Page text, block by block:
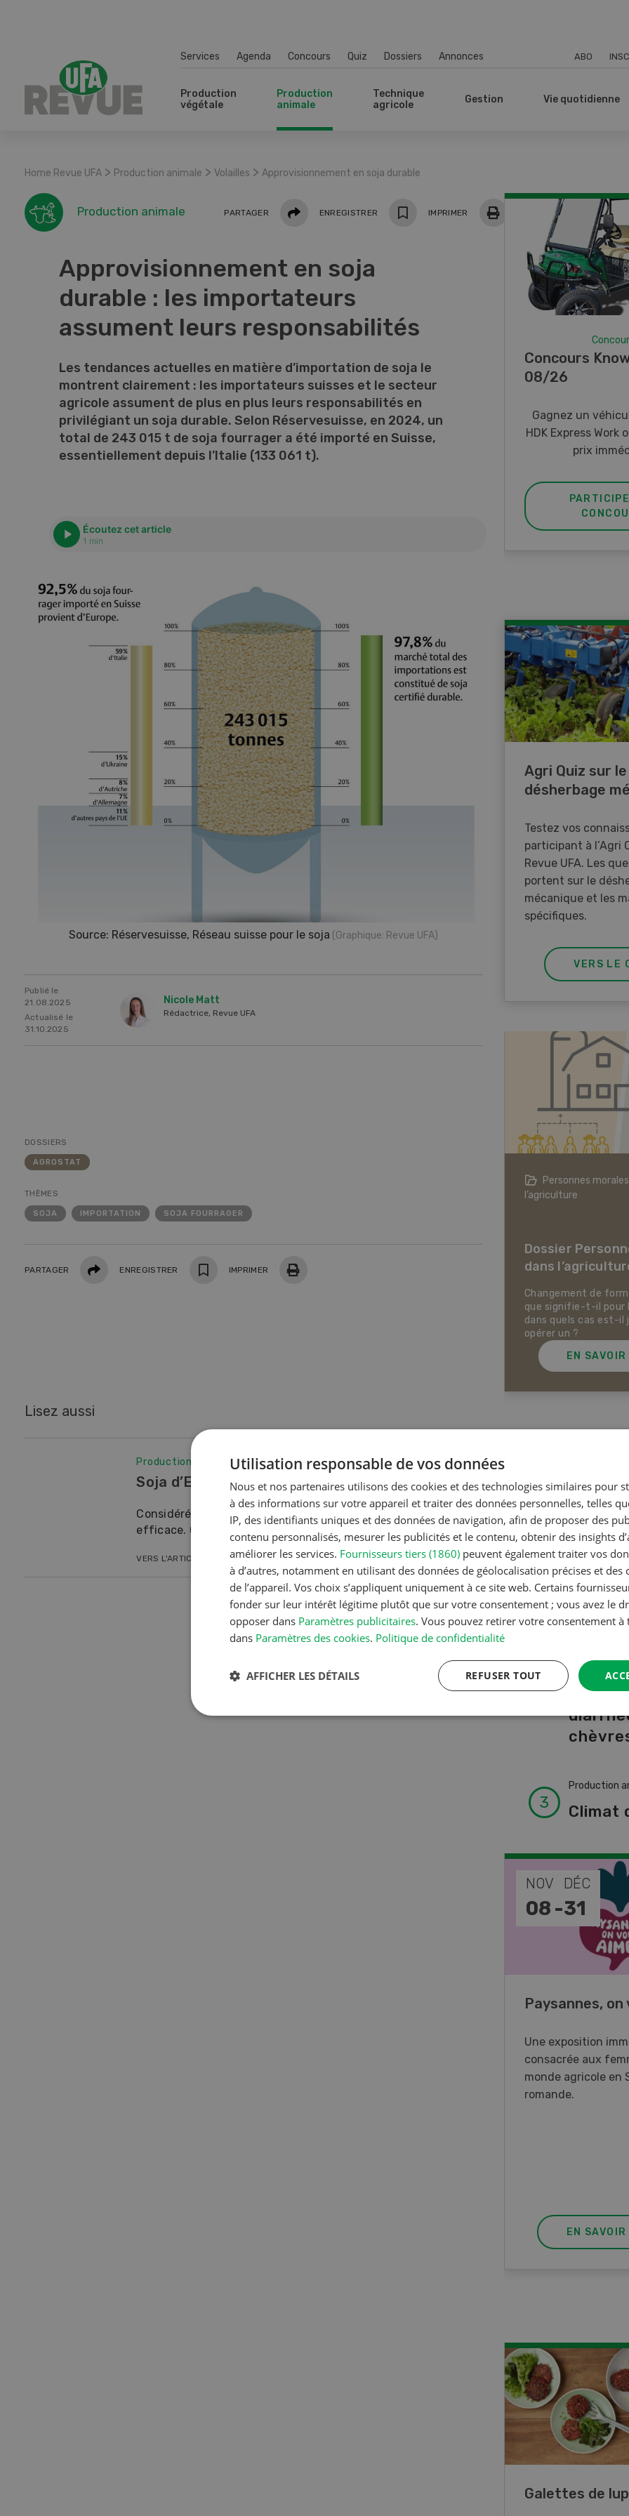
Services Agenda Concours Quiz Dossiers Annonces ABO
Production
végétale
Production
animale
Technique
agricole
Gestion Vie quotidienne
Home Revue UFA > Production animale > Volailles > Approvisionnement en soja durable
Production animale PARTAGER PartagerENREGISTRER IMPRIMER
Approvisionnement en soja
durable : les importateurs
assument leurs responsabilités
Les tendances actuelles en matière d’importation de soja le
montrent clairement : les importateurs suisses et le secteur
agricole assument de plus en plus leurs responsabilités en
privilégiant un soja durable. Selon Réservesuisse, en 2024, un
total de 243 015 t de soja fourrager a été importé en Suisse,
essentiellement depuis l’Italie (133 061 t).
Écoutez cet article
1 min
Source: Réservesuisse, Réseau suisse pour le soja (Graphique: Revue UFA)
Publié le
21.08.2025
Actualisé le
31.10.2025
Nicole Matt
Rédactrice, Revue UFA
DOSSIERS
AGROSTAT
THÈMES
SOJA IMPORTATION SOJA FOURRAGER
PARTAGER PartagerENREGISTRER IMPRIMER
Lisez aussi
Production animale
Soja d’Europe
Considéré sous l’angle de sa culture, le soja est une plante très
efficace. C’est en plus une légumi...
VERS L'ARTICLE
Concours
08/26
Gagnez un
HDK Express Work
prix
Agri Quiz sur le
désherbage
Testez vos
participant à l’Agri
Revue UFA. Les
portent sur le
mécanique et les
spécifiques.
VERS LE
mains
Une ferme entre de
nouvelles mains
Perspectives pour la production
végétale et la production animale
Personnes
l’agriculture
Dossier
dans
Changement de
que signifie-t-il pour
dans quels cas est-il
opérer un ?
EN
Articles les plus lues
Production
Noms
en
A à Z
Production
faire
Production
Climat
NOV
08 -
DÉC
31
Paysannes, on
Une exposition
consacrée aux
monde agricole en
romande.
EN
Galettes de
Utilisation responsable de vos données
Nous et nos partenaires utilisons des cookies et des technologies similaires pour
à des informations sur votre appareil et traiter des données personnelles, telles
IP, des identifiants uniques et des données de navigation, afin de proposer des
contenu personnalisés, mesurer les publicités et le contenu, obtenir des insights
améliorer les services. Fournisseurs tiers (1860) peuvent également traiter vos
à d’autres, notamment en utilisant des données de géolocalisation précises et des
de l’appareil. Vos choix s’appliquent uniquement à ce site web. Certains
fonder sur leur intérêt légitime plutôt que sur votre consentement ; vous avez le
opposer dans Paramètres publicitaires. Vous pouvez retirer votre consentement
dans Paramètres des cookies. Politique de confidentialité
REFUSER TOUT
AFFICHER LES DÉTAILS